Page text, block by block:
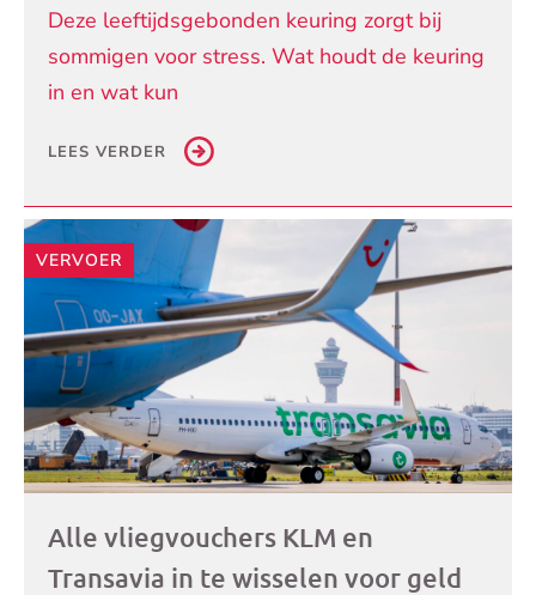
Deze leeftijdsgebonden keuring zorgt bij
sommigen voor stress. Wat houdt de keuring
in en wat kun
LEES VERDER
VERVOER
Alle vliegvouchers KLM en
Transavia in te wisselen voor geld